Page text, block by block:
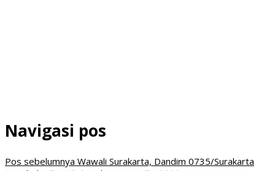
Navigasi pos
Pos sebelumnya Wawali Surakarta, Dandim 0735/Surakarta